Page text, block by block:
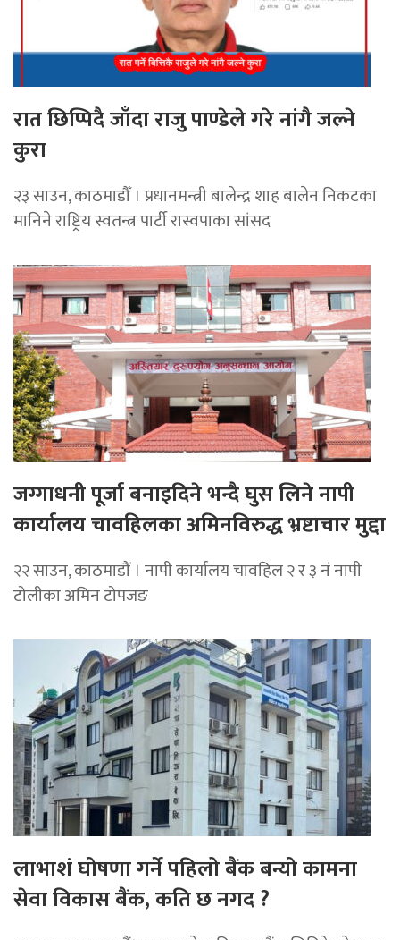
रात छिप्पिदै जाँदा राजु पाण्डेले गरे नांगै जल्ने
कुरा
२३ साउन, काठमाडौँ । प्रधानमन्त्री बालेन्द्र शाह बालेन निकटका
मानिने राष्ट्रिय स्वतन्त्र पार्टी रास्वपाका सांसद
जग्गाधनी पूर्जा बनाइदिने भन्दै घुस लिने नापी
कार्यालय चावहिलका अमिनविरुद्ध भ्रष्टाचार मुद्दा
२२ साउन, काठमाडौं । नापी कार्यालय चावहिल २ र ३ नं नापी
टोलीका अमिन टोपजङ
लाभाशं घोषणा गर्ने पहिलो बैंक बन्यो कामना
सेवा विकास बैंक, कति छ नगद ?